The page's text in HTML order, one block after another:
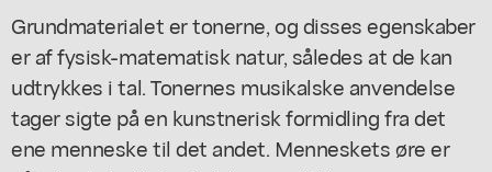
Grundmaterialet er tonerne, og disses egenskaber
er af fysisk-matematisk natur, således at de kan
udtrykkes i tal. Tonernes musikalske anvendelse
tager sigte på en kunstnerisk formidling fra det
ene menneske til det andet. Menneskets øre er